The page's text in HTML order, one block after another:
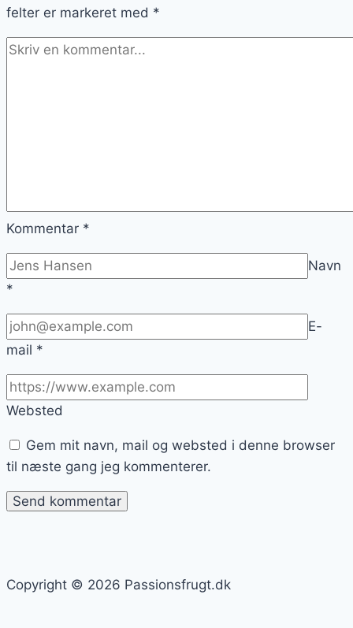
felter er markeret med *
Kommentar *
Navn
*
E-
mail *
Websted
Gem mit navn, mail og websted i denne browser
til næste gang jeg kommenterer.
Copyright © 2026 Passionsfrugt.dk